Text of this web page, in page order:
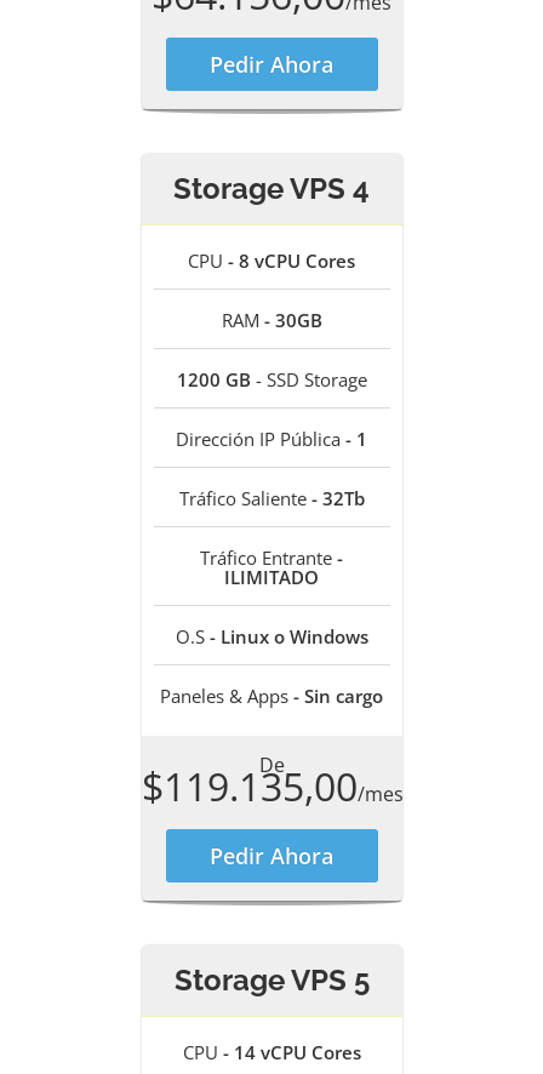
Pedir Ahora
Storage VPS 4
CPU - 8 vCPU Cores
RAM - 30GB
1200 GB - SSD Storage
Dirección IP Pública - 1
Tráfico Saliente - 32Tb
Tráfico Entrante -
ILIMITADO
O.S - Linux o Windows
Paneles & Apps - Sin cargo
De
$119.135,00/mes
Pedir Ahora
Storage VPS 5
CPU - 14 vCPU Cores